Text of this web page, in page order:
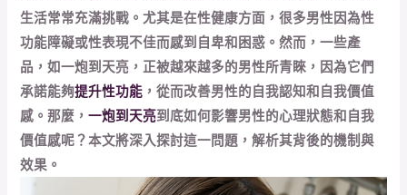
生活常常充滿挑戰。尤其是在性健康方面，很多男性因為性
功能障礙或性表現不佳而感到自卑和困惑。然而，一些產
品，如一炮到天亮，正被越來越多的男性所青睞，因為它們
承諾能夠提升性功能 ，從而改善男性的自我認知和自我價值
感。那麼，一炮到天亮到底如何影響男性的心理狀態和自我
價值感呢？本文將深入探討這一問題，解析其背後的機制與
效果。